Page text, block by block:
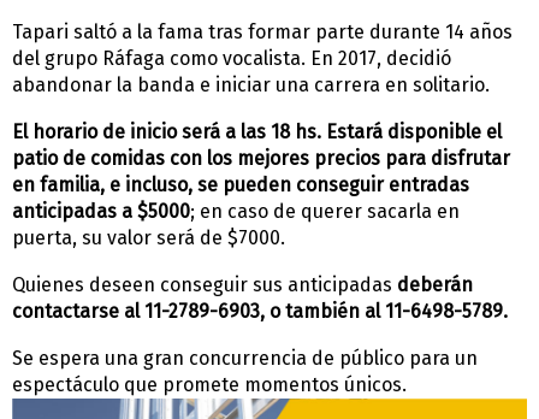
Tapari saltó a la fama tras formar parte durante 14 años
del grupo Ráfaga como vocalista. En 2017, decidió
abandonar la banda e iniciar una carrera en solitario.
El horario de inicio será a las 18 hs. Estará disponible el
patio de comidas con los mejores precios para disfrutar
en familia, e incluso, se pueden conseguir entradas
anticipadas a $5000; en caso de querer sacarla en
puerta, su valor será de $7000.
Quienes deseen conseguir sus anticipadas deberán
contactarse al 11-2789-6903, o también al 11-6498-5789.
Se espera una gran concurrencia de público para un
espectáculo que promete momentos únicos.